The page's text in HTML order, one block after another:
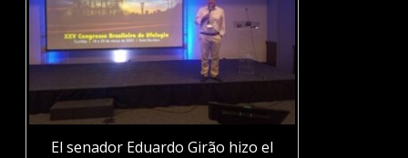
El senador Eduardo Girão hizo el